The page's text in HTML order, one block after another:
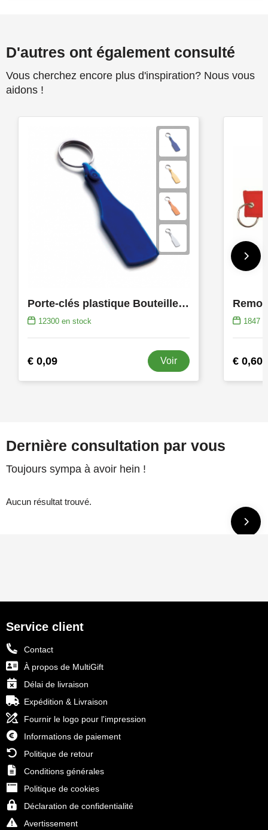
D'autres ont également consulté
Vous cherchez encore plus d'inspiration? Nous vous
aidons !
Porte-clés plastique Bouteille SALE
12300en stock
€ 0,09 Voir
1847
€ 0,60
Dernière consultation par vous
Toujours sympa à avoir hein !
Aucun résultat trouvé.
Service client
Contact
À propos de MultiGift
Délai de livraison
Expédition & Livraison
Fournir le logo pour l'impression
Informations de paiement
Politique de retour
Conditions générales
Politique de cookies
Déclaration de confidentialité
Avertissement